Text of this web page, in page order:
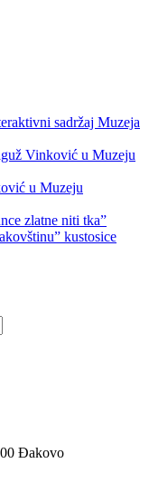
sadržaj Muzeja
Vinković u Muzeju
u Muzeju
zlatne niti tka”
kustosice
Đakovo